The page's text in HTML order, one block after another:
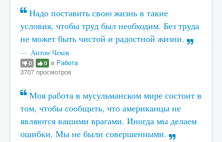
Надо поставить свою жизнь в такие
условия, чтобы труд был необходим. Без труда
не может быть чистой и радостной жизни.
Антон Чехов
0 0 в Работа
3707 просмотров
Моя работа в мусульманском мире состоит в
том, чтобы сообщить, что американцы не
являются вашими врагами. Иногда мы делаем
ошибки. Мы не были совершенными.